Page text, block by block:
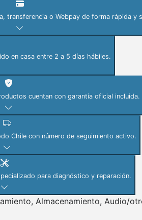
transferencia o Webpay de forma rápida y
en casa entre 2 a 5 días hábiles.
cuentan con garantía oficial incluida.
Chile con número de seguimiento activo.
para diagnóstico y reparación.
, Almacenamiento, Audio/